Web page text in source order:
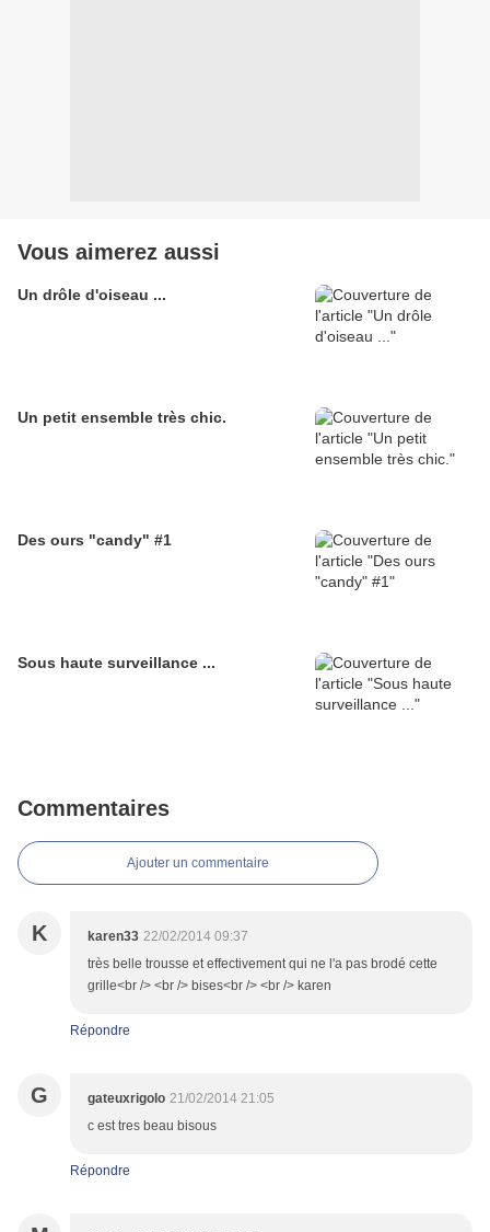
Vous aimerez aussi
Un drôle d'oiseau ...
Un petit ensemble très chic.
Des ours "candy" #1
Sous haute surveillance ...
Commentaires
Ajouter un commentaire
K karen33 22/02/2014 09:37
très belle trousse et effectivement qui ne l'a pas brodé cette
grille<br /> <br /> bises<br /> <br /> karen
Répondre
G gateuxrigolo 21/02/2014 21:05
c est tres beau bisous
Répondre